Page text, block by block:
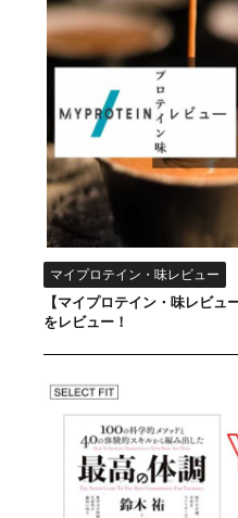
マイプロテイン・味レビュー
【マイプロテイン・味レビュ
をレビュー！